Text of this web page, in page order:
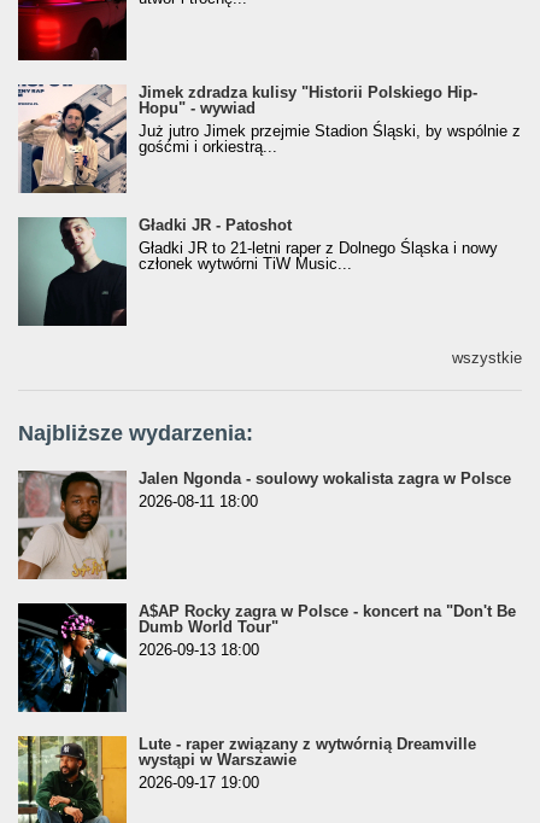
Jimek zdradza kulisy "Historii Polskiego Hip-
Hopu" - wywiad
Jimek zdradza kulisy "Historii Polskiego Hip-
Hopu" - wywiad
Już jutro Jimek przejmie Stadion Śląski, by wspólnie z
gośćmi i orkiestrą...
Gładki JR - Patoshot
Gładki JR - Patoshot
Gładki JR to 21-letni raper z Dolnego Śląska i nowy
członek wytwórni TiW Music...
wszystkie
Najbliższe wydarzenia:
Jalen Ngonda - soulowy wokalista zagra w Polsce
2026-08-11 18:00
A$AP Rocky zagra w Polsce - koncert na "Don't Be
Dumb World Tour"
2026-09-13 18:00
Lute - raper związany z wytwórnią Dreamville
wystąpi w Warszawie
2026-09-17 19:00